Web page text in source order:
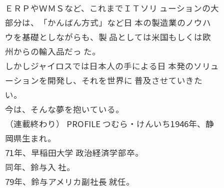
ＥＲＰやＷＭＳなど、これまでＩＴソリ ューションの大
部分は、「かんばん方式」など日 本の製造業のノウハ
ウを基礎としながらも、製 品としては米国もしくは欧
州からの輸入品だっ た。
しかしジャイロスでは日本人の手による日 本発のソリュ
ーションを開発し、それを世界に 普及させていきた
い。
今は、そんな夢を抱いている。
（連載終わり） PROFILE つむら・けんいち1946年、静
岡県生まれ。
71年、早稲田大学 政治経済学部卒。
同年、鈴与入 社。
79年、鈴与アメリカ副社長 就任。